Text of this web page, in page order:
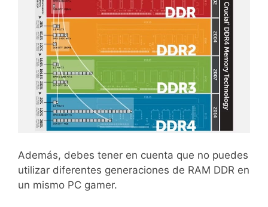
Además, debes tener en cuenta que no puedes
utilizar diferentes generaciones de RAM DDR en
un mismo PC gamer.